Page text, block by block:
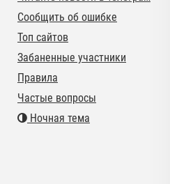
Сообщить об ошибке
Топ сайтов
Забаненные участники
Правила
Частые вопросы
Ночная тема